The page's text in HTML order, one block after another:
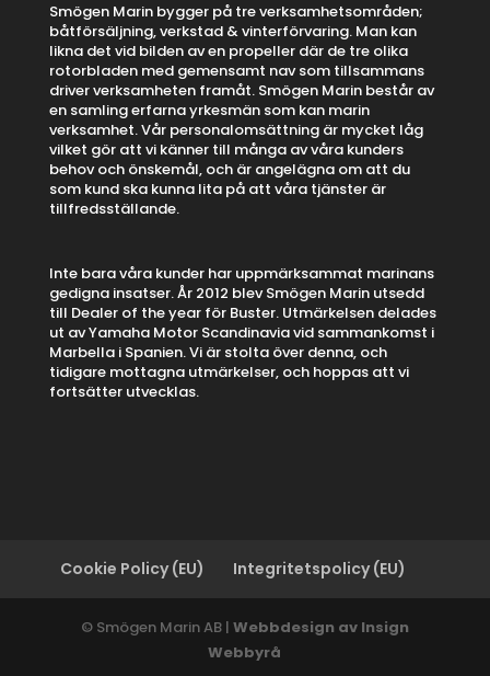
Smögen Marin bygger på tre verksamhetsområden;
båtförsäljning, verkstad & vinterförvaring. Man kan
likna det vid bilden av en propeller där de tre olika
rotorbladen med gemensamt nav som tillsammans
driver verksamheten framåt. Smögen Marin består av
en samling erfarna yrkesmän som kan marin
verksamhet. Vår personalomsättning är mycket låg
vilket gör att vi känner till många av våra kunders
behov och önskemål, och är angelägna om att du
som kund ska kunna lita på att våra tjänster är
tillfredsställande.
Inte bara våra kunder har uppmärksammat marinans
gedigna insatser. År 2012 blev Smögen Marin utsedd
till Dealer of the year för Buster. Utmärkelsen delades
ut av Yamaha Motor Scandinavia vid sammankomst i
Marbella i Spanien. Vi är stolta över denna, och
tidigare mottagna utmärkelser, och hoppas att vi
fortsätter utvecklas.
Cookie Policy (EU) Integritetspolicy (EU)
© Smögen Marin AB | Webbdesign av Insign
Webbyrå